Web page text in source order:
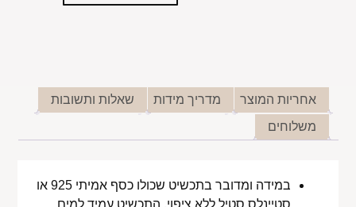
אחריות המוצר מדריך מידות
שאלות ותשובות
משלוחים
במידה ומדובר בתכשיט שכולו כסף אמיתי 925 או